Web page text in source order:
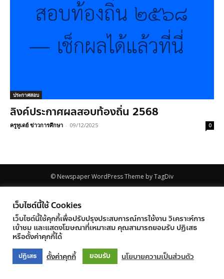
ประกาศสอบ
ลิงค์ประกาศผลสอบท้องถิ่น 2568
ครูทูเดย์ ข่าวการศึกษา - 09/12/2025 0
© Newspaper WordPress Theme by TagDiv
เว็บไซต์นี้ใช้ Cookies
เว็บไซต์นี้ใช้คุกกี้เพื่อปรับปรุงประสบการณ์การใช้งาน วิเคราะห์การ
เข้าชม และแสดงโฆษณาที่เหมาะสม คุณสามารถยอมรับ ปฏิเสธ
หรือตั้งค่าคุกกี้ได้
ปฏิเสธ ตั้งค่าคุกกี้ ยอมรับ นโยบายความเป็นส่วนตัว